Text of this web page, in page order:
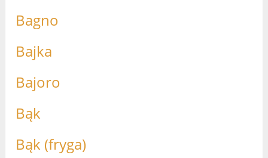
Bagno
Bajka
Bajoro
Bąk
Bąk (fryga)